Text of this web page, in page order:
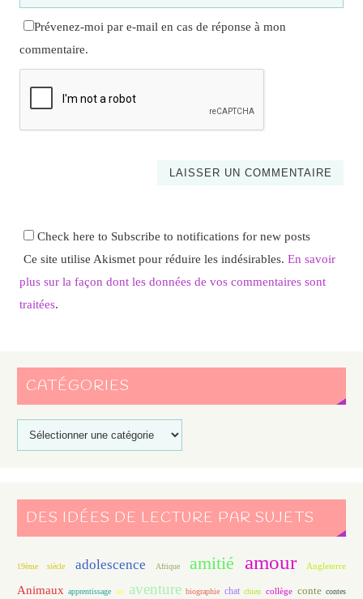
Prévenez-moi par e-mail en cas de réponse à mon
commentaire.
Check here to Subscribe to notifications for new posts
Ce site utilise Akismet pour réduire les indésirables. En savoir
plus sur la façon dont les données de vos commentaires sont
traitées.
CATÉGORIES
DES IDÉES DE LECTURE PAR SUJETS
19ème siècle adolescence Afrique amitié amour Angleterre
Animaux apprentissage art aventure biographie chat chien collège conte contes